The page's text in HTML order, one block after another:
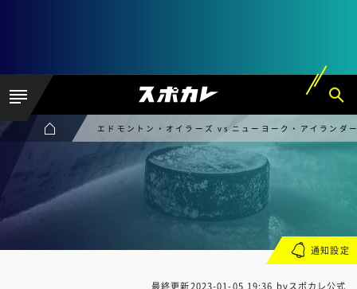
エドモントン・オイラーズ vs ニューヨーク・アイランダ
最終更新2023-01-05 19:36 byスポカレ公式
通知設定